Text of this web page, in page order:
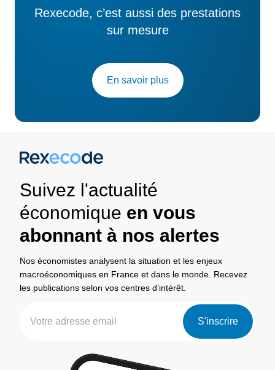
Rexecode, c’est aussi des prestations
sur mesure
En savoir plus
Suivez l'actualité
économique en vous
abonnant à nos alertes
Nos économistes analysent la situation et les enjeux
macroéconomiques en France et dans le monde. Recevez
les publications selon vos centres d’intérêt.
S'inscrire